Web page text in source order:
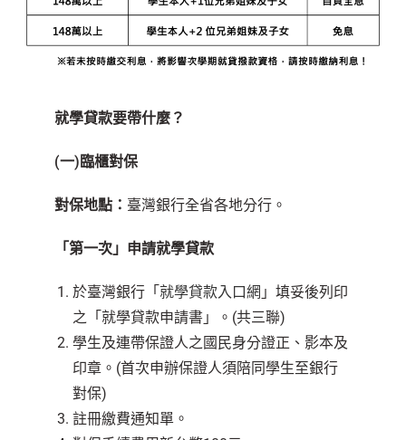
就學貸款要帶什麼？
(一)臨櫃對保
對保地點： 臺灣銀行全省各地分行。
「第一次」申請就學貸款
於臺灣銀行「 就學貸款入口網 」填妥後列印
之「就學貸款申請書」。(共三聯)
學生及連帶保證人之國民身分證正、影本及
印章。(首次申辦保證人須陪同學生至銀行
對保)
註冊繳費通知單。